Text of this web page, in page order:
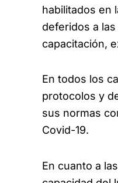
habilitados en
deferidos a
capacitación,
En todos los
protocolos y
sus normas
Covid-19.
En cuanto a